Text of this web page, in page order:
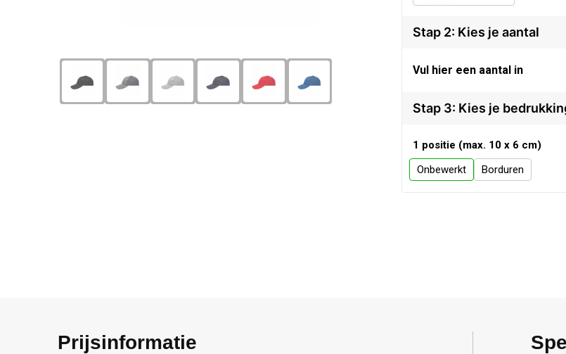
Stap 2: Kies je aantal
Vul hier een aantal in
Stap 3: Kies je
1 positie (max. 10 x 6 cm)
Onbewerkt
Borduren
Prijsinformatie